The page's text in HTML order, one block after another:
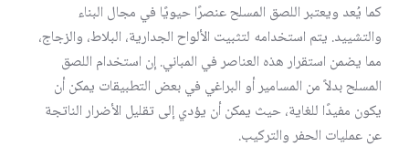
كما يُعد ويعتبر اللصق المسلح عنصرًا حيويًا في مجال البناء
والتشييد. يتم استخدامه لتثبيت الألواح الجدارية، البلاط، والزجاج،
مما يضمن استقرار هذه العناصر في المباني. إن استخدام اللصق
المسلح بدلاً من المسامير أو البراغي في بعض التطبيقات يمكن أن
يكون مفيدًا للغاية، حيث يمكن أن يؤدي إلى تقليل الأضرار الناتجة
عن عمليات الحفر والتركيب.